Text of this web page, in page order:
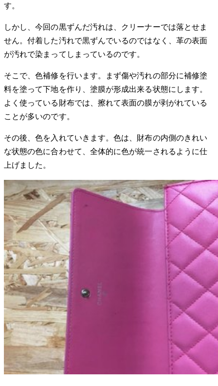
す。
しかし、今回の黒ずんだ汚れは、クリーナーでは落とせま
せん。付着した汚れで黒ずんでいるのではなく、革の表面
が汚れで染まってしまっているのです。
そこで、色補修を行います。まず傷や汚れの部分に補修塗
料を塗って下地を作り、塗膜が形成出来る状態にします。
よく使っている財布では、擦れて表面の膜が剥がれている
ことが多いのです。
その後、色を入れていきます。色は、財布の内側のきれい
な状態の色に合わせて、全体的に色が統一されるように仕
上げました。